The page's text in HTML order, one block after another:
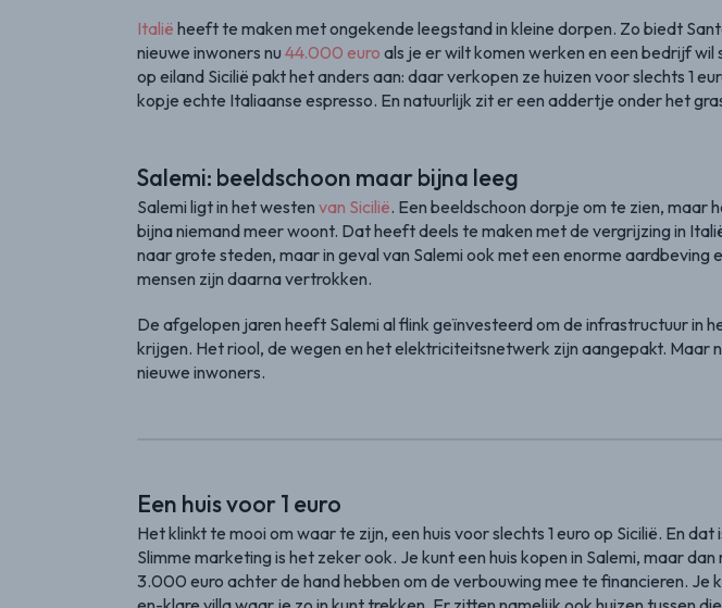
Italië heeft te maken met ongekende leegstand in kleine dorpen. Zo biedt
nieuwe inwoners nu 44.000 euro als je er wilt komen werken en een bedrijf
op eiland Sicilië pakt het anders aan: daar verkopen ze huizen voor slechts 1
kopje echte Italiaanse espresso. En natuurlijk zit er een addertje onder het
Salemi: beeldschoon maar bijna leeg
Salemi ligt in het westen van Sicilië. Een beeldschoon dorpje om te zien, maar
bijna niemand meer woont. Dat heeft deels te maken met de vergrijzing in
naar grote steden, maar in geval van Salemi ook met een enorme aardbeving
mensen zijn daarna vertrokken.
De afgelopen jaren heeft Salemi al flink geïnvesteerd om de infrastructuur in
krijgen. Het riool, de wegen en het elektriciteitsnetwerk zijn aangepakt. Maar
nieuwe inwoners.
Een huis voor 1 euro
Het klinkt te mooi om waar te zijn, een huis voor slechts 1 euro op Sicilië. En
Slimme marketing is het zeker ook. Je kunt een huis kopen in Salemi, maar
3.000 euro achter de hand hebben om de verbouwing mee te financieren. Je